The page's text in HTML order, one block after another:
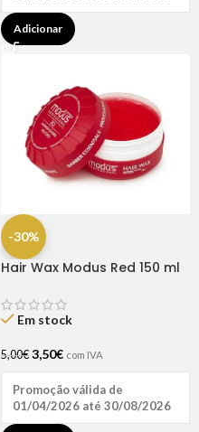
Adicionar
-30%
Hair Wax Modus Red 150 ml
Em stock
5,00€ 3,50€ com IVA
Promoção válida de
01/04/2026 até 30/08/2026